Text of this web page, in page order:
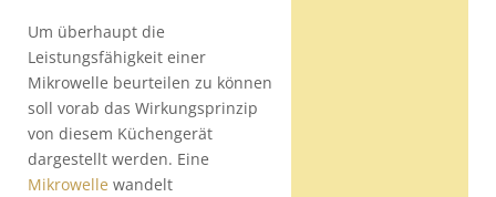
Um überhaupt die
Leistungsfähigkeit einer
Mikrowelle beurteilen zu können
soll vorab das Wirkungsprinzip
von diesem Küchengerät
dargestellt werden. Eine
Mikrowelle wandelt